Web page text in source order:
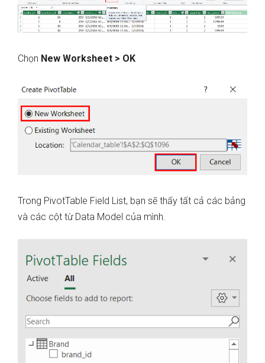
Chọn New Worksheet > OK
Trong PivotTable Field List, bạn sẽ thấy tất cả các bảng
và các cột từ Data Model của mình.